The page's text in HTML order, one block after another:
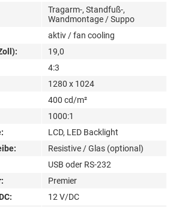
Tragarm-, Standfuß-,
Wandmontage / Suppo
aktiv / fan cooling
19,0
4:3
1280 x 1024
400 cd/m²
1000:1
LCD, LED Backlight
Resistive / Glas (optional)
USB oder RS-232
Premier
12 V/DC